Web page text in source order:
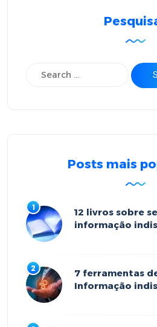
Posts mais
12 livros sobre
informação
7 ferramentas
Informação